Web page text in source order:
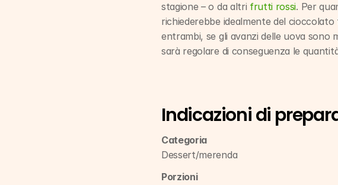
stagione – o da altri frutti rossi. Per
richiederebbe idealmente del
entrambi, se gli avanzi delle uova sono
sarà regolare di conseguenza le
Indicazioni di
Categoria
Dessert/merenda
Porzioni